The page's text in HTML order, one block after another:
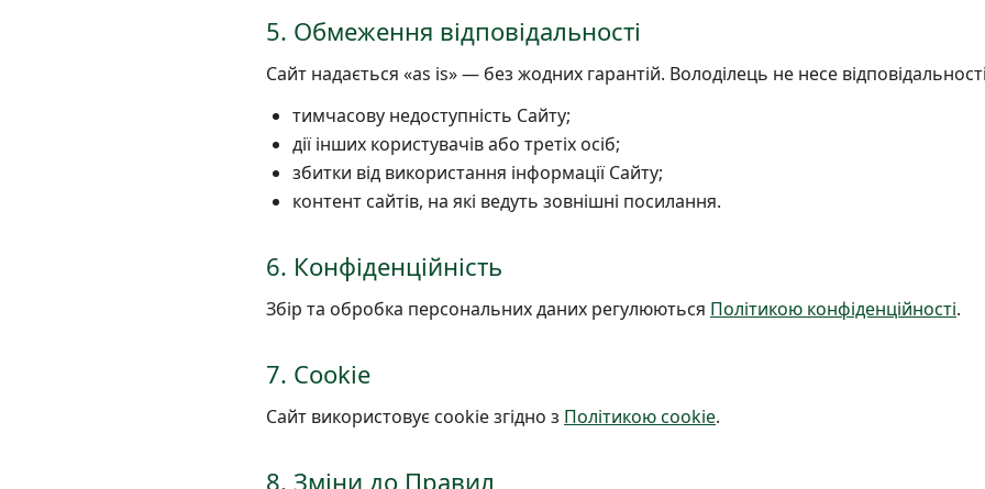
5. Обмеження відповідальності
Сайт надається «as is» — без жодних гарантій. Володілець не несе
тимчасову недоступність Сайту;
дії інших користувачів або третіх осіб;
збитки від використання інформації Сайту;
контент сайтів, на які ведуть зовнішні посилання.
6. Конфіденційність
Збір та обробка персональних даних регулюються Політикою конфіденційності.
7. Cookie
Сайт використовує cookie згідно з Політикою cookie.
8. Зміни до Правил